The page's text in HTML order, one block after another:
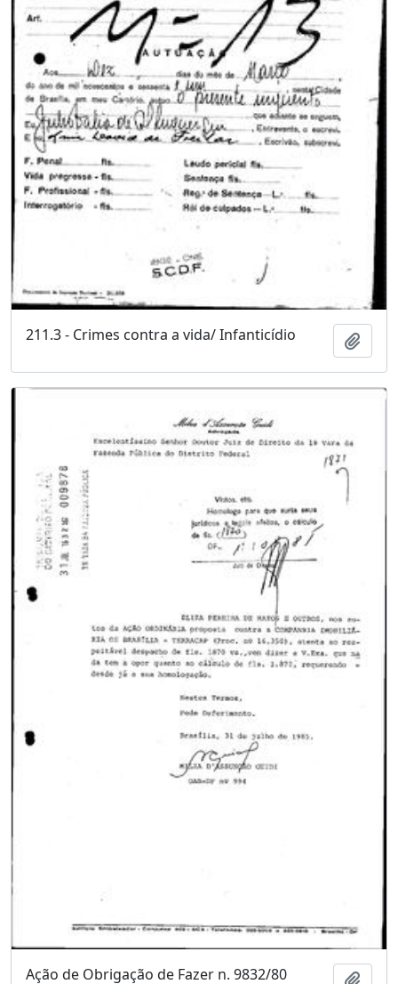
211.3 - Crimes contra a vida/ Infanticídio
Ação de Obrigação de Fazer n. 9832/80